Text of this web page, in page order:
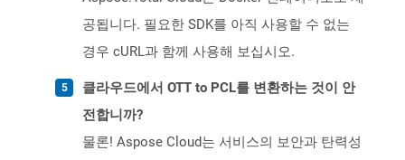
공됩니다. 필요한 SDK를 아직 사용할 수 없는
경우 cURL과 함께 사용해 보십시오.
클라우드에서 OTT to PCL를 변환하는 것이 안
전합니까?
물론! Aspose Cloud는 서비스의 보안과 탄력성